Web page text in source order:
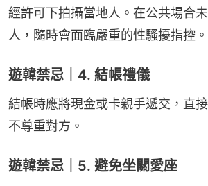
經許可下拍攝當地人。在公共場合
人，隨時會面臨嚴重的性騷擾指控。
遊韓禁忌｜4. 結帳禮儀
結帳時應將現金或卡親手遞交，直
不尊重對方。
遊韓禁忌｜5. 避免坐關愛座